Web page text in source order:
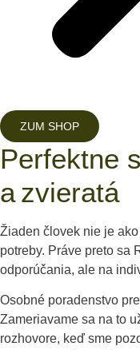
ZUM SHOP
Perfektne
a zvieratá
Žiaden človek nie je
potreby. Práve preto sa
odporúčania, ale na
Osobné poradenstvo
Zameriavame sa na to
rozhovore, keď sme